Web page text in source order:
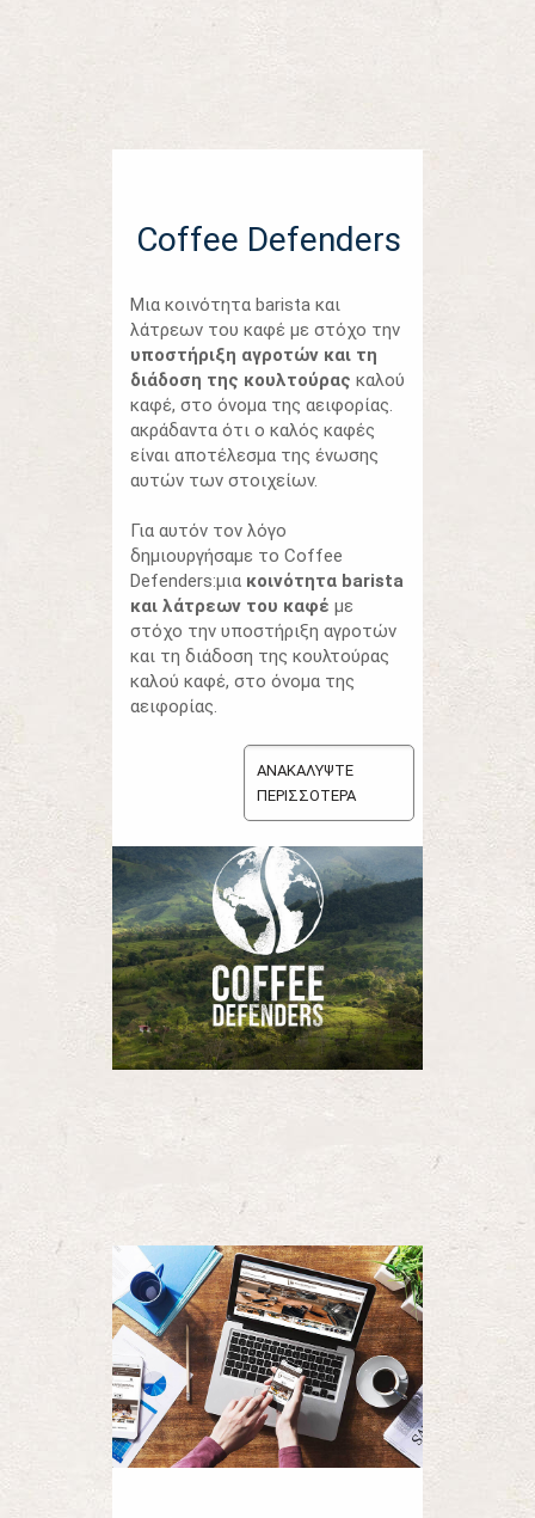
Coffee Defenders
Mια κοινότητα barista και
λάτρεων του καφέ με στόχο την
υποστήριξη αγροτών και τη
διάδοση της κουλτούρας καλού
καφέ, στο όνομα της αειφορίας.
ακράδαντα ότι ο καλός καφές
είναι αποτέλεσμα της ένωσης
αυτών των στοιχείων.
Για αυτόν τον λόγο
δημιουργήσαμε το Coffee
Defenders:μια κοινότητα barista
και λάτρεων του καφέ με
στόχο την υποστήριξη αγροτών
και τη διάδοση της κουλτούρας
καλού καφέ, στο όνομα της
αειφορίας.
ΑΝΑΚΑΛΥΨΤΕ
ΠΕΡΙΣΣΟΤΕΡΑ